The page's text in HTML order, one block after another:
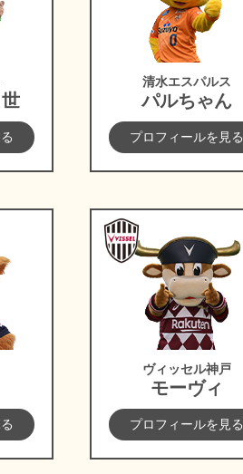
清水エスパルス
パルちゃん
プロフィールを見る
ヴィッセル神戸
モーヴィ
プロフィールを見る